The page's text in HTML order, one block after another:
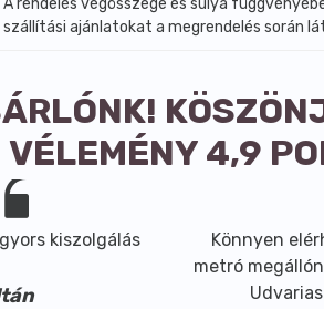
A rendelés végösszege és súlya
szállítási ajánlatokat a megrendelés során
VÉLEMÉNY 4,9
kiszolgálás
Könnyen
metró